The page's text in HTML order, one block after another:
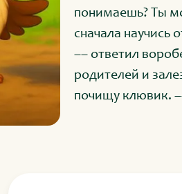
понимаешь? Ты
сначала научись
–– ответил
родителей и
почищу клювик.